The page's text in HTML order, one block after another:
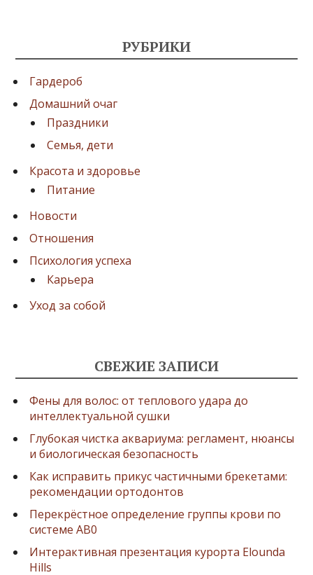
РУБРИКИ
Гардероб
Домашний очаг
Праздники
Семья, дети
Красота и здоровье
Питание
Новости
Отношения
Психология успеха
Карьера
Уход за собой
СВЕЖИЕ ЗАПИСИ
Фены для волос: от теплового удара до
интеллектуальной сушки
Глубокая чистка аквариума: регламент, нюансы
и биологическая безопасность
Как исправить прикус частичными брекетами:
рекомендации ортодонтов
Перекрёстное определение группы крови по
системе AB0
Интерактивная презентация курорта Elounda
Hills